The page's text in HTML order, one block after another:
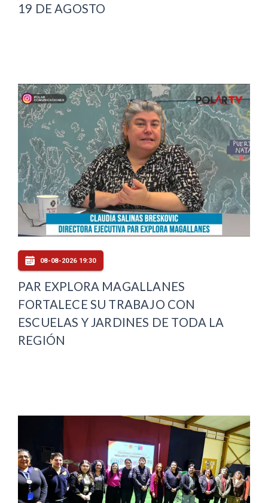
19 DE AGOSTO
08-08-2026 19:30
PAR EXPLORA MAGALLANES
FORTALECE SU TRABAJO CON
ESCUELAS Y JARDINES DE TODA LA
REGIÓN